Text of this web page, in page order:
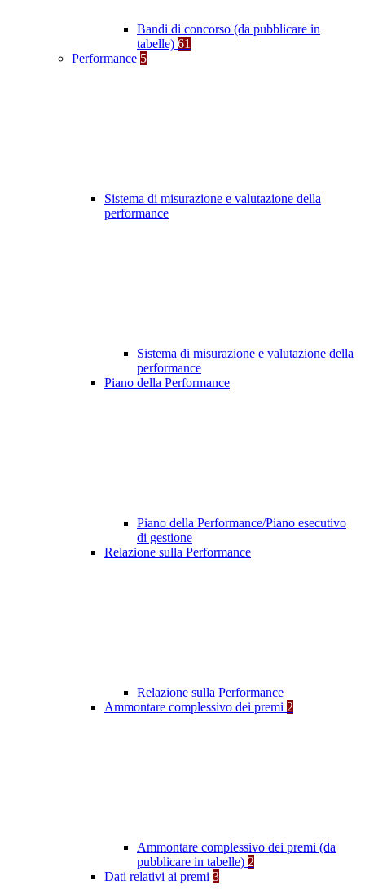
Bandi di concorso (da pubblicare in
tabelle) 61
Performance 5
Sistema di misurazione e valutazione della
performance
Sistema di misurazione e valutazione della
performance
Piano della Performance
Piano della Performance/Piano esecutivo
di gestione
Relazione sulla Performance
Relazione sulla Performance
Ammontare complessivo dei premi 2
Ammontare complessivo dei premi (da
pubblicare in tabelle) 2
Dati relativi ai premi 3